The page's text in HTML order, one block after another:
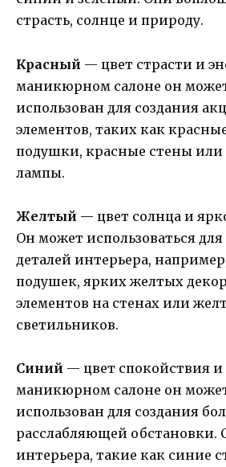
страсть, солнце и природу.
Красный — цвет страсти и
маникюрном салоне он
использован для создания
элементов, таких как
подушки, красные стены
лампы.
Желтый — цвет солнца и
Он может использоваться
деталей интерьера,
подушек, ярких желтых
элементов на стенах или
светильников.
Синий — цвет спокойствия и
маникюрном салоне он
использован для создания
расслабляющей обстановки.
интерьера, такие как синие